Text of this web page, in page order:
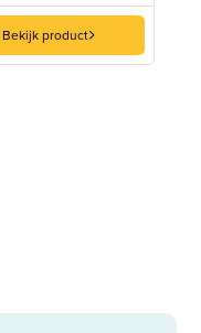
Bekijk product